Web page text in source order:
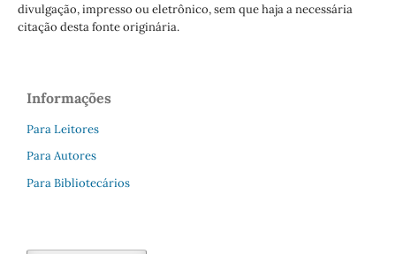
divulgação, impresso ou eletrônico, sem que haja a necessária
citação desta fonte originária.
Informações
Para Leitores
Para Autores
Para Bibliotecários